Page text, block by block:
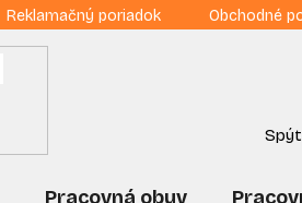
Reklamačný poriadok Obchodné
Pracovná obuv